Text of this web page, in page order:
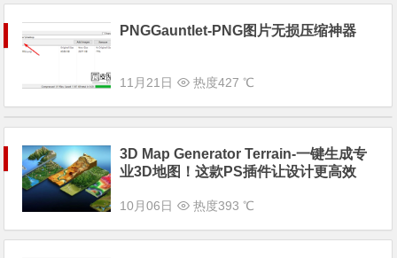
PNGGauntlet-PNG图片无损压缩神器
11月21日 热度427 ℃
3D Map Generator Terrain-一键生成专
业3D地图！这款PS插件让设计更高效
10月06日 热度393 ℃